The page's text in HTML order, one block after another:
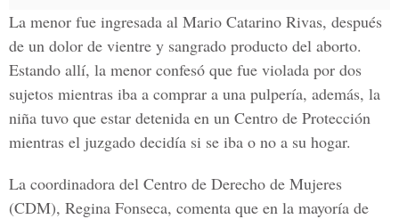
La menor fue ingresada al Mario Catarino Rivas, después
de un dolor de vientre y sangrado producto del aborto.
Estando allí, la menor confesó que fue violada por dos
sujetos mientras iba a comprar a una pulpería, además, la
niña tuvo que estar detenida en un Centro de Protección
mientras el juzgado decidía si se iba o no a su hogar.
La coordinadora del Centro de Derecho de Mujeres
(CDM), Regina Fonseca, comenta que en la mayoría de